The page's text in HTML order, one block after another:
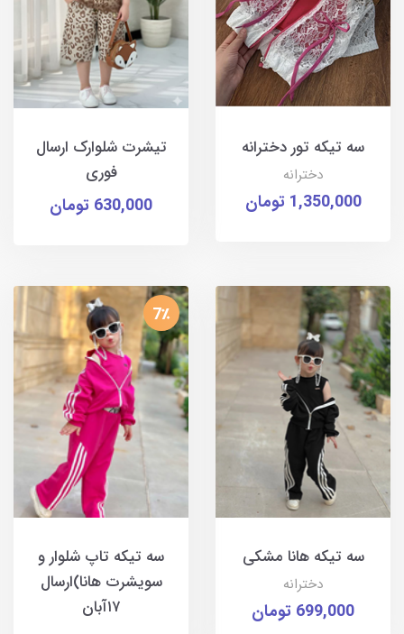
سه تیکه تور دخترانه
دخترانه
1,350,000 تومان
تیشرت شلوارک ارسال
فوری
630,000 تومان
سه تیکه هانا مشکی
دخترانه
699,000 تومان
7٪
سه تیکه تاپ شلوار و
سویشرت هانا)ارسال
۱۷آبان